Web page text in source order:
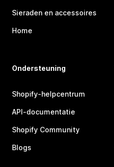
Sieraden en accessoires
Home
Ondersteuning
Shopify-helpcentrum
API-documentatie
Shopify Community
Blogs